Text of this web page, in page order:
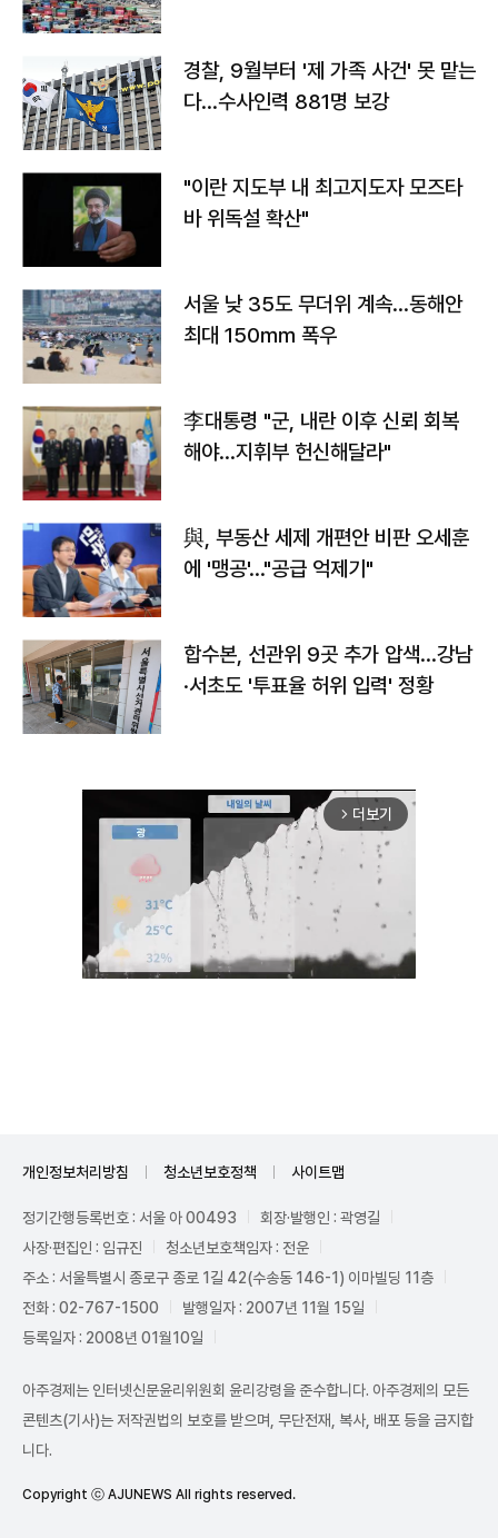
경찰, 9월부터 '제 가족 사건' 못 맡는
다…수사인력 881명 보강
"이란 지도부 내 최고지도자 모즈타
바 위독설 확산"
서울 낮 35도 무더위 계속…동해안
최대 150㎜ 폭우
李대통령 "군, 내란 이후 신뢰 회복
해야…지휘부 헌신해달라"
與, 부동산 세제 개편안 비판 오세훈
에 '맹공'…"공급 억제기"
합수본, 선관위 9곳 추가 압색…강남
·서초도 '투표율 허위 입력' 정황
arrow_forward_ios 더보기
개인정보처리방침 청소년보호정책 사이트맵
정기간행등록번호 : 서울 아 00493
회장·발행인 : 곽영길
사장·편집인 : 임규진
청소년보호책임자 : 전운
주소 : 서울특별시 종로구 종로 1길 42(수송동 146-1) 이마빌딩 11층
전화 : 02-767-1500
발행일자 : 2007년 11월 15일
등록일자 : 2008년 01월10일
아주경제는 인터넷신문윤리위원회 윤리강령을 준수합니다. 아주경제의 모든
콘텐츠(기사)는 저작권법의 보호를 받으며, 무단전재, 복사, 배포 등을 금지합
니다.
Copyright ⓒ AJUNEWS All rights reserved.